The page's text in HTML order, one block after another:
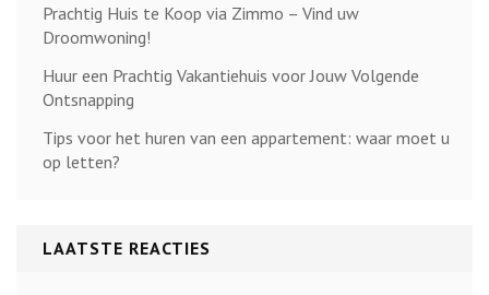
Prachtig Huis te Koop via Zimmo – Vind uw
Droomwoning!
Huur een Prachtig Vakantiehuis voor Jouw Volgende
Ontsnapping
Tips voor het huren van een appartement: waar moet u
op letten?
LAATSTE REACTIES